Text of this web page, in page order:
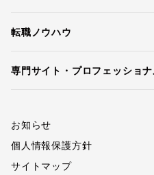
転職ノウハウ
専門サイト・プロフェッショ
お知らせ
個人情報保護方針
サイトマップ